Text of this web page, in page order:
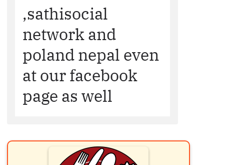
,sathisocial
network and
poland nepal even
at our facebook
page as well